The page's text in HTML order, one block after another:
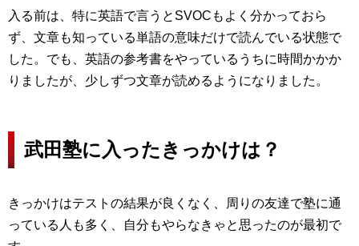
入る前は、特に英語で言うとSVOCもよく分かっておら
ず、文章も知っている単語の意味だけで読んでいる状態で
した。でも、英語の参考書をやっているうちに時間かかか
りましたが、少しずつ文章が読めるようになりました。
武田塾に入ったきっかけは？
きっかけはテストの結果が良くなく、周りの友達で塾に通
っている人も多く、自分もやらなきゃと思ったのが最初で